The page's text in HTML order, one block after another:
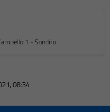
1 - Sondrio
08:34